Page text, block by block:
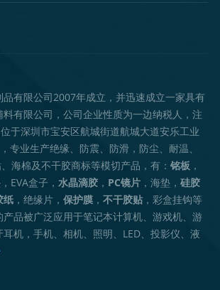
有限公司2007年成立，并迅速成立一家具有
有限公司，公司企业性质为一边纳税人，注
于深圳市宝安区航城街道航城大道安乐工业
专业生产绝缘、防震、防滑，防尘、耐温、
海棉及不干胶商标等模切产品，有：铭板 ，
EVA盒子， 水晶滴胶 ， PC镜片 ，海垫，硅胶
纸 ，绝缘片，保护膜 ，不干胶贴 ，彩盒挂钩等
品被广泛应用于笔记本计算机、游戏机、游
机，手机、相机、照明、LED、投影仪、液